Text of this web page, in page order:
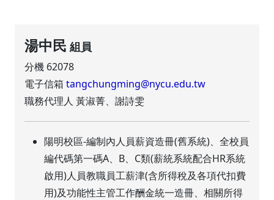
湯中民 組員
分機 62078
電子信箱tangchungming@nycu.edu.tw
職務代理人 黃淑菁、謝詩雯
陽明校區-編制內人員薪資造冊(舊系統)、全校員
編代碼第一碼A、B、C類(薪統系統配合HR系統
啟用)人員教職員工薪津(含所得稅及各項代扣費
用)及功能性主管工作酬金統一造冊、相關所得